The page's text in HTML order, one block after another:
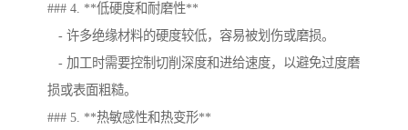
### 4. **低硬度和耐磨性**
- 许多绝缘材料的硬度较低，容易被划伤或磨损。
- 加工时需要控制切削深度和进给速度，以避免过度磨
损或表面粗糙。
### 5. **热敏感性和热变形**